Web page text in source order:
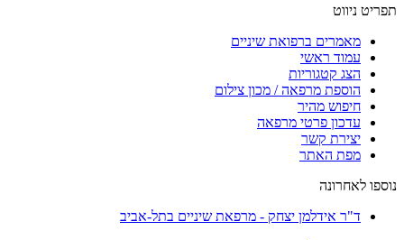
תפריט ניווט
מאמרים ברפואת שיניים
עמוד ראשי
הצג קטגוריות
הוספת מרפאה / מכון צילום
חיפוש מהיר
עדכון פרטי מרפאה
יצירת קשר
מפת האתר
נוספו לאחרונה
ד"ר אידלמן יצחק - מרפאת שיניים בתל-אביב